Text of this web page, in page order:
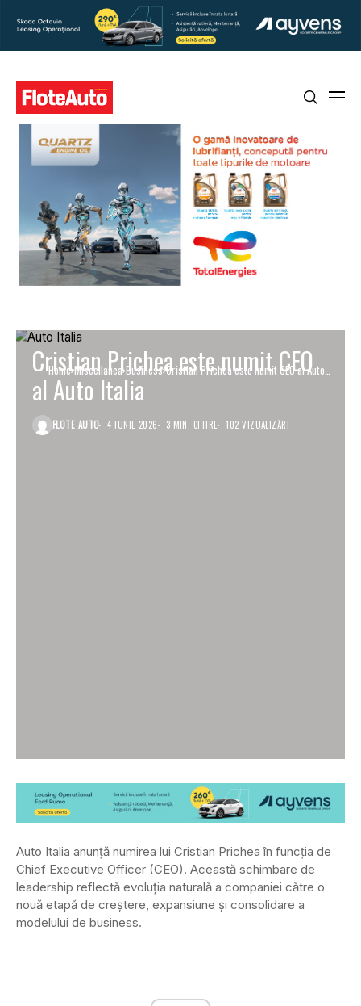
Home Miscellanea Business Cristian Prichea este numit CEO al Auto
Cristian Prichea este numit CEO
al Auto Italia
FLOTE AUTO 4 IUNIE 2026 3 MIN. CITIRE 102 VIZUALIZĂRI
Auto Italia anunță numirea lui Cristian Prichea în funcția de
Chief Executive Officer (CEO). Această schimbare de
leadership reflectă evoluția naturală a companiei către o
nouă etapă de creștere, expansiune și consolidare a
modelului de business.